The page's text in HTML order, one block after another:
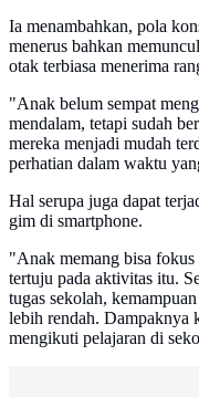
Ia menambahkan, pola
menerus bahkan
otak terbiasa menerima
"Anak belum sempat
mendalam, tetapi sudah
mereka menjadi mudah
perhatian dalam waktu
Hal serupa juga dapat
gim di smartphone.
"Anak memang bisa fokus
tertuju pada aktivitas itu.
tugas sekolah,
lebih rendah. Dampaknya
mengikuti pelajaran di